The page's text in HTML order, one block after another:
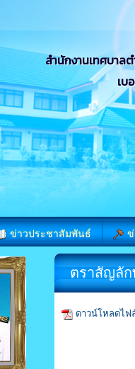
สำนักงานเทศบาล
เบ
ข่าวประชาสัมพันธ์ ข่
ตราสัญลั
ดาวน์โหลดไฟ